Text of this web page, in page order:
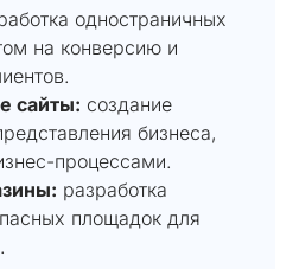
одностраничных
на конверсию и
сайты: создание
бизнеса,
процессами.
разработка
площадок для